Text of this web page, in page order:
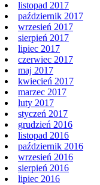
listopad 2017
październik 2017
wrzesień 2017
sierpień 2017
lipiec 2017
czerwiec 2017
maj 2017
kwiecień 2017
marzec 2017
luty 2017
styczeń 2017
grudzień 2016
listopad 2016
październik 2016
wrzesień 2016
sierpień 2016
lipiec 2016